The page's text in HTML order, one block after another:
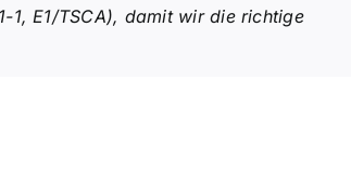
1, E1/TSCA), damit wir die richtige